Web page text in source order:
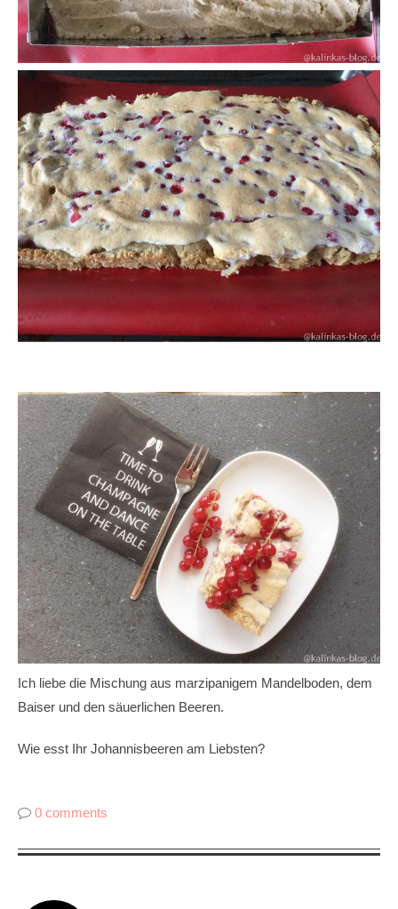
Ich liebe die Mischung aus marzipanigem Mandelboden, dem
Baiser und den säuerlichen Beeren.
Wie esst Ihr Johannisbeeren am Liebsten?
0 comments